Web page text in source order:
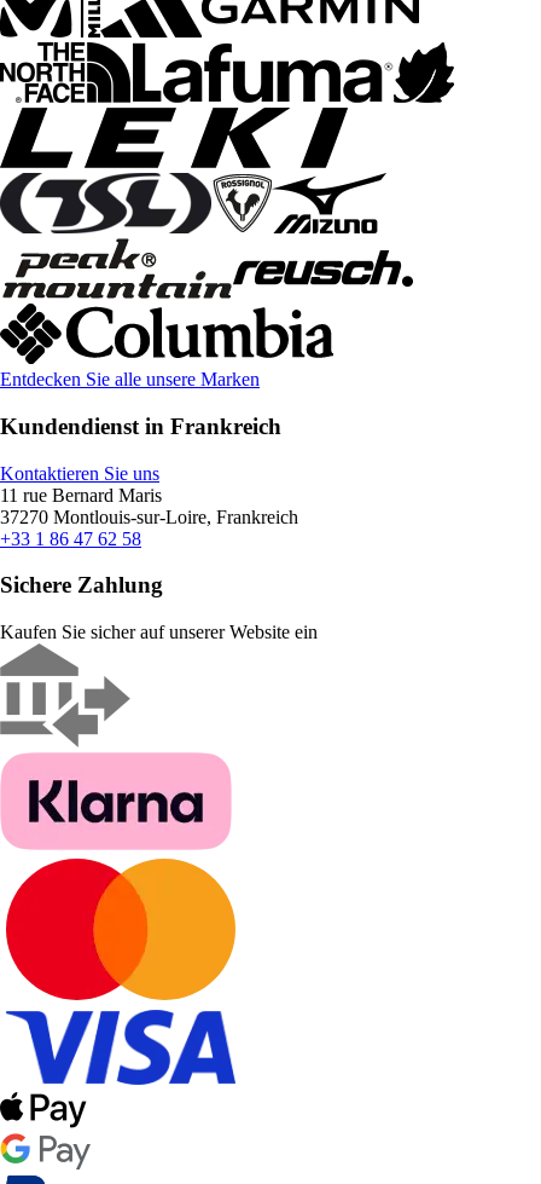
Entdecken Sie alle unsere Marken
Kundendienst in Frankreich
Kontaktieren Sie uns
11 rue Bernard Maris
37270 Montlouis-sur-Loire, Frankreich
+33 1 86 47 62 58
Sichere Zahlung
Kaufen Sie sicher auf unserer Website ein